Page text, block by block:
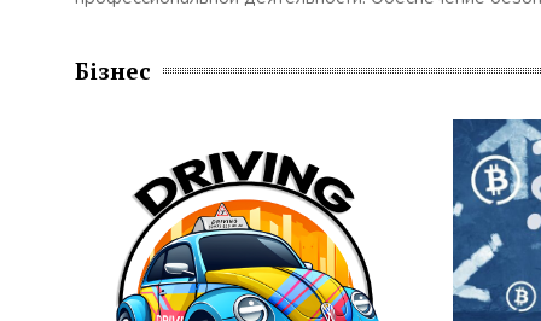
Бізнес